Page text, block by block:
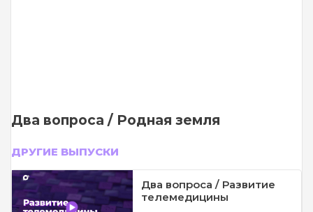
Два вопроса / Родная земля
ДРУГИЕ ВЫПУСКИ
Два вопроса / Развитие
телемедицины